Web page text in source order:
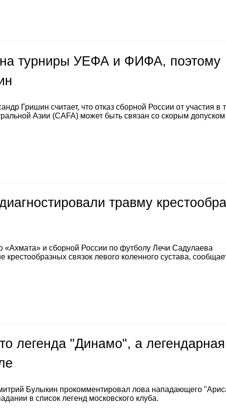
на турниры УЕФА и ФИФА, поэтому
Гришин считает, что отказ сборной России от участия в
Азии (CAFA) может быть связан со скорым допуском
травму
«Ахмата» и сборной России по футболу Лечи Садулаева
крестообразных связок левого коленного сустава,
легенда "Динамо", а легендарная
Булыкин прокомментировал лова нападающего
в список легенд московского клуба.